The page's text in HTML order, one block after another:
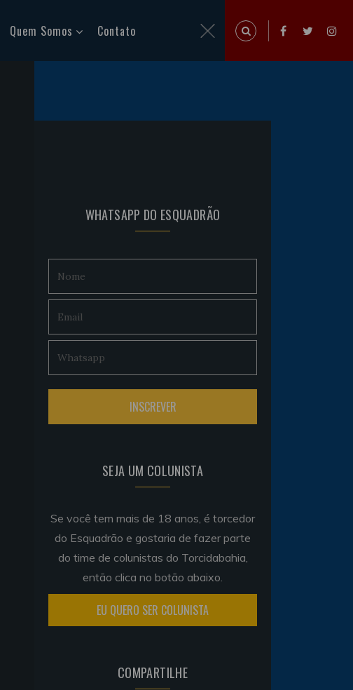
Quem Somos Contato
WHATSAPP DO ESQUADRÃO
SEJA UM COLUNISTA
Se você tem mais de 18 anos, é torcedor
do Esquadrão e gostaria de fazer parte
do time de colunistas do Torcidabahia,
então clica no botão abaixo.
EU QUERO SER COLUNISTA
COMPARTILHE